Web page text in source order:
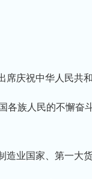
庆祝中华人民共
各族人民的不懈奋
业国家、第一大